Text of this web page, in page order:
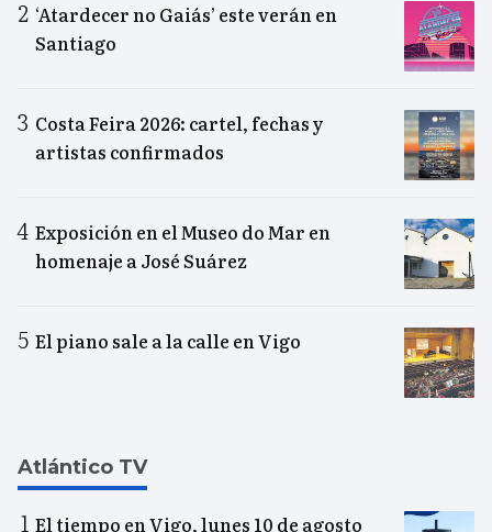
‘Atardecer no Gaiás’ este verán en
Santiago
Costa Feira 2026: cartel, fechas y
artistas confirmados
Exposición en el Museo do Mar en
homenaje a José Suárez
El piano sale a la calle en Vigo
Atlántico TV
El tiempo en Vigo, lunes 10 de agosto